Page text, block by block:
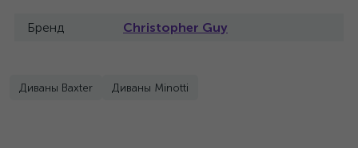
Бренд Christopher Guy
Диваны Baxter Диваны Minotti